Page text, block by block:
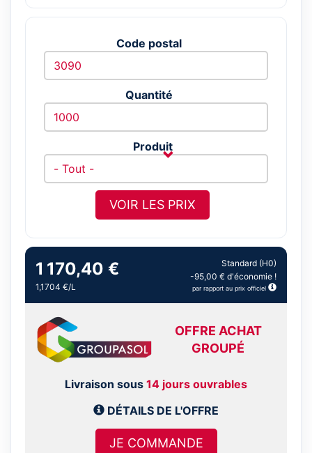
Code postal
Quantité
Produit
VOIR LES PRIX
1 170,40 €
1,1704 €/L
Standard (H0)
-95,00 € d'économie !
par rapport au prix officiel
OFFRE ACHAT
GROUPÉ
Livraison sous 14 jours ouvrables
DÉTAILS DE L'OFFRE
JE COMMANDE